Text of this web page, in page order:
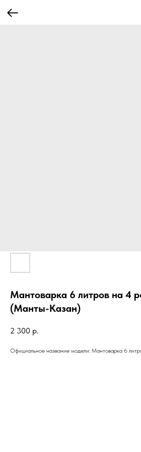
Мантоварка 6 литров на 4
(Манты-Казан)
2 300 р.
Официальное название модели: Мантоварка 6